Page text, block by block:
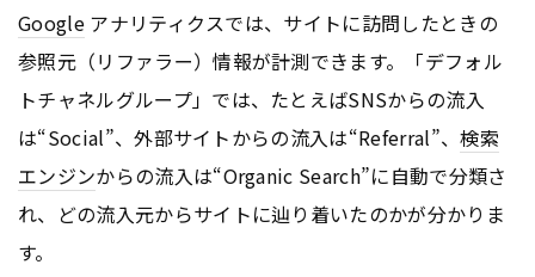
Googleアナリティクスでは、サイトに訪問したときの
参照元（リファラー）情報が計測できます。「デフォル
トチャネルグループ」では、たとえばSNSからの流入
は“Social”、外部サイトからの流入は“Referral”、検索
エンジンからの流入は“Organic Search”に自動で分類さ
れ、どの流入元からサイトに辿り着いたのかが分かりま
す。